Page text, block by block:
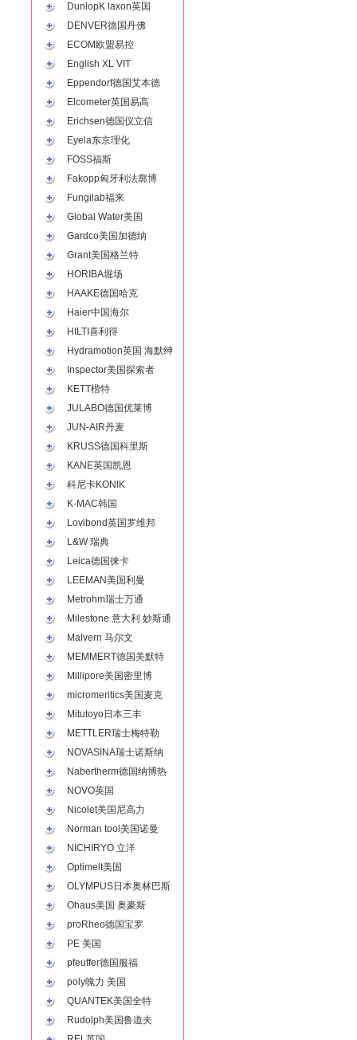
DunlopK laxon英国
DENVER德国丹佛
ECOM欧盟易控
English XL VIT
Eppendorf德国艾本德
Elcometer英国易高
Erichsen德国仪立信
Eyela东京理化
FOSS福斯
Fakopp匈牙利法廓博
Fungilab福来
Global Water美国
Gardco美国加德纳
Grant美国格兰特
HORIBA堀场
HAAKE德国哈克
Haier中国海尔
HILTI喜利得
Hydramotion英国 海默绅
Inspector美国探索者
KETT楷特
JULABO德国优莱博
JUN-AIR丹麦
KRUSS德国科里斯
KANE英国凯恩
科尼卡KONIK
K-MAC韩国
Lovibond英国罗维邦
L&W 瑞典
Leica德国徕卡
LEEMAN美国利曼
Metrohm瑞士万通
Milestone 意大利 妙斯通
Malvern 马尔文
MEMMERT德国美默特
Millipore美国密里博
micromeritics美国麦克
Mitutoyo日本三丰
METTLER瑞士梅特勒
NOVASINA瑞士诺斯纳
Nabertherm德国纳博热
NOVO英国
Nicolet美国尼高力
Norman tool美国诺曼
NICHIRYO 立洋
Optimelt美国
OLYMPUS日本奥林巴斯
Ohaus美国 奥豪斯
proRheo德国宝罗
PE 美国
pfeuffer德国服福
poly魄力 美国
QUANTEK美国全特
Rudolph美国鲁道夫